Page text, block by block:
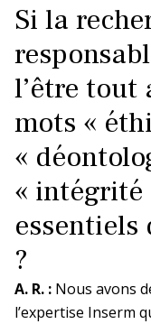
Si la
l’être tout
mots «
«
« intégrité
essentiels
?
A. R. : Nous avons
l’expertise Inserm